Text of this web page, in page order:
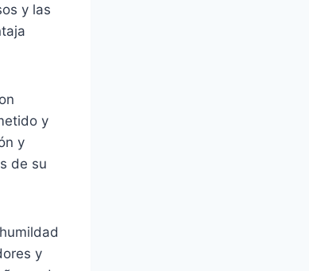
y las
y
y
de su
y